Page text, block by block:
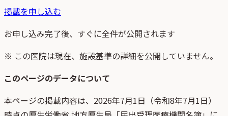
掲載を申し込む
お申し込み完了後、すぐに全件が公開されます
※ この医院は現在、施設基準の詳細を公開していません。
このページのデータについて
本ページの掲載内容は、 2026年7月1日 （令和8年7月1日）